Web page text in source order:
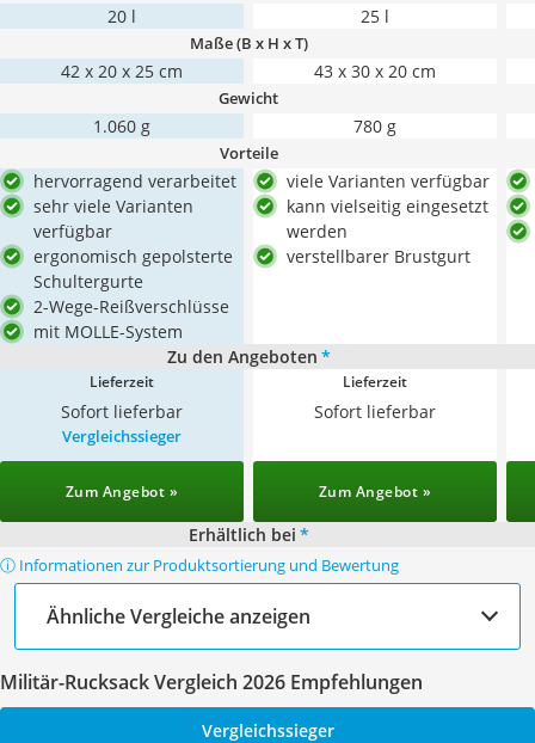
20 l 25 l
Maße (B x H x T)
42 x 20 x 25 cm 43 x 30 x 20 cm
Gewicht
1.060 g 780 g
Vorteile
hervorragend verarbeitet
sehr viele Varianten
verfügbar
ergonomisch gepolsterte
Schultergurte
2-Wege-Reißverschlüsse
mit MOLLE-System
viele Varianten verfügbar
kann vielseitig eingesetzt
werden
verstellbarer Brustgurt
Zu den Angeboten *
Lieferzeit
Sofort lieferbar
Lieferzeit
Sofort lieferbar
Vergleichssieger
Zum Angebot » Zum Angebot »
Erhältlich bei *
ⓘ Informationen zur Produktsortierung und Bewertung
Ähnliche Vergleiche anzeigen
Militär-Rucksack Vergleich 2026 Empfehlungen
Vergleichssieger